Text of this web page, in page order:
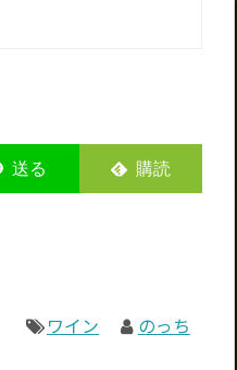
ワイン のっち